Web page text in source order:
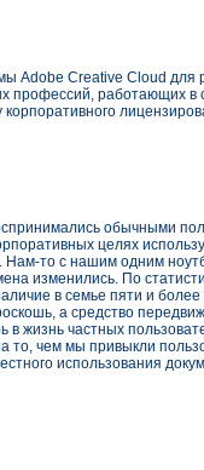
Adobe Creative Cloud для
профессий, работающих в
обычными
целях
Нам-то с нашим одним
изменились. По
в семье пяти и более
а средство
в жизнь частных
то, чем мы привыкли
использования